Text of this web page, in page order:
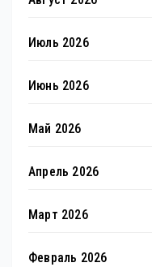
Июль 2026
Июнь 2026
Май 2026
Апрель 2026
Март 2026
Февраль 2026